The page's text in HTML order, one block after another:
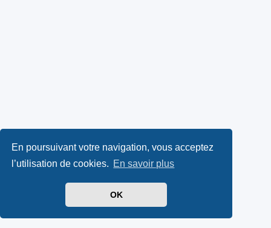
En poursuivant votre navigation, vous acceptez
l’utilisation de cookies. En savoir plus
OK